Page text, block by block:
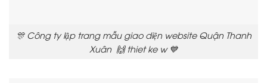
🎊 Công ty lập trang mẫu giao diện website Quận Thanh
Xuân 🙌 thiet ke w 💙